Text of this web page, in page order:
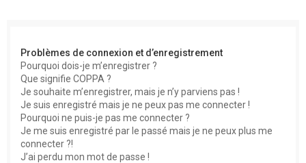
Problèmes de connexion et d’enregistrement
Pourquoi dois-je m’enregistrer ?
Que signifie COPPA ?
Je souhaite m’enregistrer, mais je n’y parviens pas !
Je suis enregistré mais je ne peux pas me connecter !
Pourquoi ne puis-je pas me connecter ?
Je me suis enregistré par le passé mais je ne peux plus me
connecter ?!
J’ai perdu mon mot de passe !